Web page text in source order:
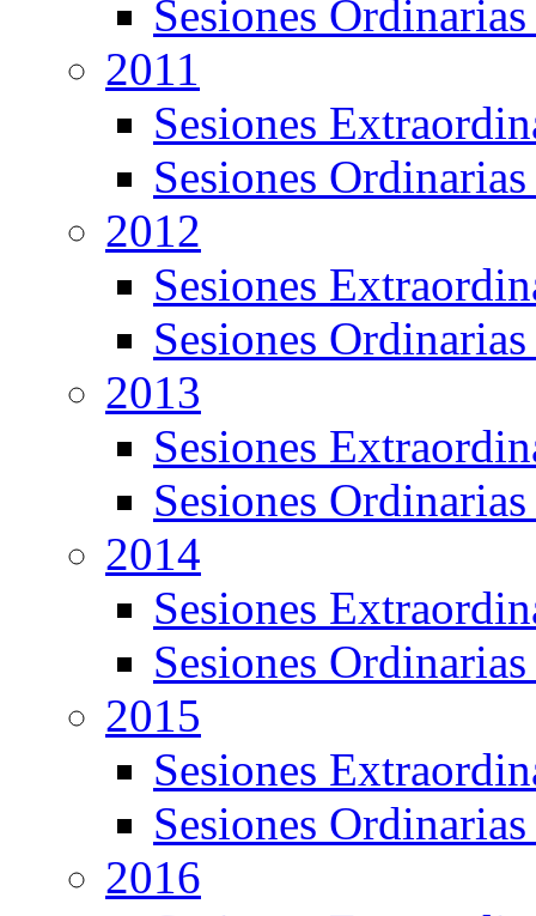
Sesiones
2011
Sesiones
Sesiones
2012
Sesiones
Sesiones
2013
Sesiones
Sesiones
2014
Sesiones
Sesiones
2015
Sesiones
Sesiones
2016